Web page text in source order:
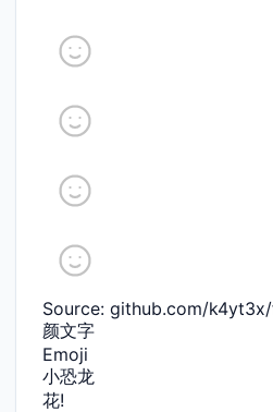
Source: github.com/
颜文字
Emoji
小恐龙
花!